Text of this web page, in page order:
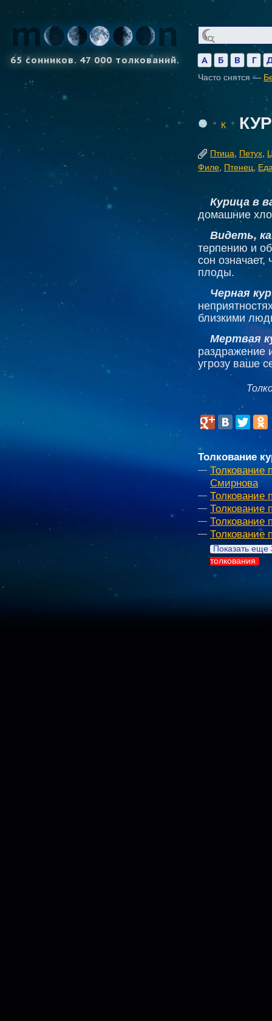
65 сонников. 47 000 толкований. А Б В Г
Часто снятся —
К
Птица Петух
Филе Птенец ,
Курица в
домашние
Видеть,
терпению и
сон
плоды.
Черная
близкими
Мертвая
раздражение
угрозу ваше
Толкование
Толкование
Смирнова
Толкование
Толкование
Толкование
Толкование
Показать еще
толкования